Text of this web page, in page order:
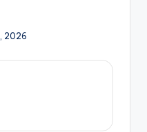
2026